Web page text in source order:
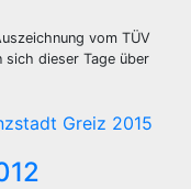
vom TÜV
sich dieser Tage über